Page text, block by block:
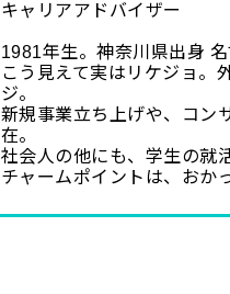
キャリアアドバイザー
1981年生。神奈川県出身 名
こう見えて実はリケジョ。
ジ。
新規事業立ち上げや、コン
在。
社会人の他にも、学生の就
チャームポイントは、おか